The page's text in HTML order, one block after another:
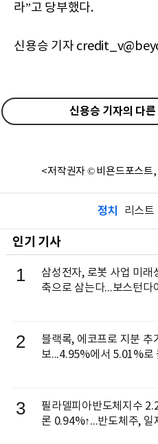
라”고 당부했다.
신용승 기자
신용승 기자의 다른
<저작권자 © 비욘드포스트
정치 리스트
인기 기사
1
삼성전자, 로봇 사업 미래
축으로 삼는다...보스턴다
2
블랙록, 에코프로 지분 추
보...4.95%에서 5.01%로
3
필라델피아반도체지수
론 0.94%↑...반도체주, 일